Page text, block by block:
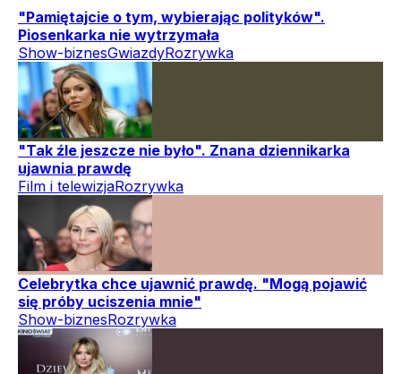
"Pamiętajcie o tym, wybierając polityków".
Piosenkarka nie wytrzymała
Show-biznesGwiazdyRozrywka
"Tak źle jeszcze nie było". Znana dziennikarka
ujawnia prawdę
Film i telewizjaRozrywka
Celebrytka chce ujawnić prawdę. "Mogą pojawić
się próby uciszenia mnie"
Show-biznesRozrywka